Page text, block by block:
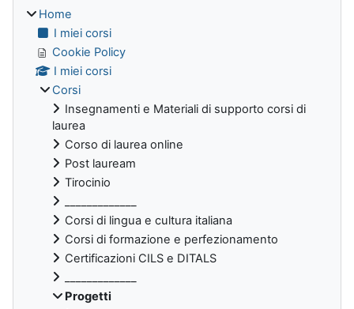
Home
I miei corsi
Cookie Policy
I miei corsi
Corsi
Insegnamenti e Materiali di supporto corsi di
laurea
Corso di laurea online
Post lauream
Tirocinio
Corsi di lingua e cultura italiana
Corsi di formazione e perfezionamento
Certificazioni CILS e DITALS
Progetti